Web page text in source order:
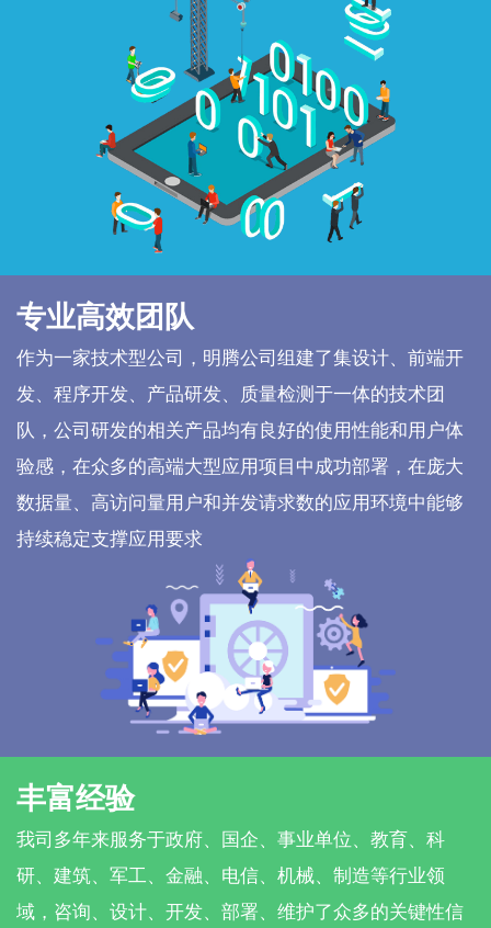
专业高效团队
作为一家技术型公司，明腾公司组建了集设计、前端开
发、程序开发、产品研发、质量检测于一体的技术团
队，公司研发的相关产品均有良好的使用性能和用户体
验感，在众多的高端大型应用项目中成功部署，在庞大
数据量、高访问量用户和并发请求数的应用环境中能够
持续稳定支撑应用要求
丰富经验
我司多年来服务于政府、国企、事业单位、教育、科
研、建筑、军工、金融、电信、机械、制造等行业领
域，咨询、设计、开发、部署、维护了众多的关键性信